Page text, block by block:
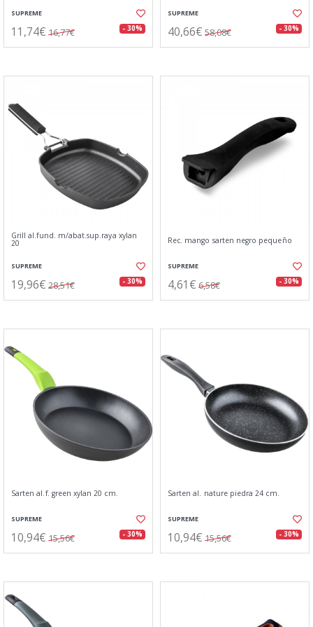
SUPREME
11,74€ 16,77€ - 30%
SUPREME
40,66€ 58,08€ - 30%
Grill al.fund. m/abat.sup.raya xylan
20
SUPREME
19,96€ 28,51€ - 30%
Rec. mango sarten negro pequeño
SUPREME
4,61€ 6,58€ - 30%
Sarten al.f. green xylan 20 cm.
SUPREME
10,94€ 15,56€ - 30%
Sarten al. nature piedra 24 cm.
SUPREME
10,94€ 15,56€ - 30%